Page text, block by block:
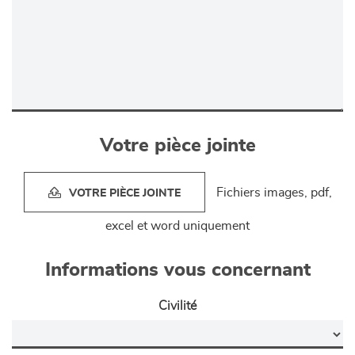
Votre pièce jointe
VOTRE PIÈCE JOINTE Fichiers images, pdf,
excel et word uniquement
Informations vous concernant
Civilité